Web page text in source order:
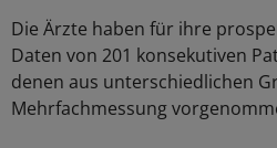
Die Ärzte haben für ihre
Daten von 201 konsekutiven
denen aus unterschiedlichen
Mehrfachmessung